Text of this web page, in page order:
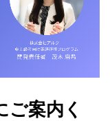
ご案内く